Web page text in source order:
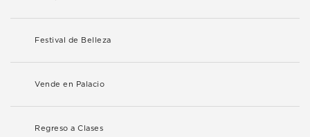
Festival de Belleza
Vende en Palacio
Regreso a Clases